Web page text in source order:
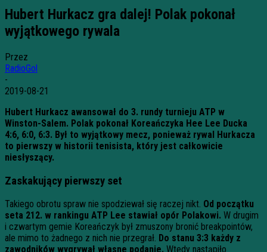
Hubert Hurkacz gra dalej! Polak pokonał
wyjątkowego rywala
Przez
RadioGol
-
2019-08-21
Hubert Hurkacz awansował do 3. rundy turnieju ATP w
Winston-Salem. Polak pokonał Koreańczyka Hee Lee Ducka
4:6, 6:0, 6:3. Był to wyjątkowy mecz, ponieważ rywal Hurkacza
to pierwszy w historii tenisista, który jest całkowicie
niesłyszący.
Zaskakujący pierwszy set
Takiego obrotu spraw nie spodziewał się raczej nikt. Od początku
seta 212. w rankingu ATP Lee stawiał opór Polakowi. W drugim
i czwartym gemie Koreańczyk był zmuszony bronić breakpointów,
ale mimo to żadnego z nich nie przegrał. Do stanu 3:3 każdy z
zawodników wygrywał własne podanie. Wtedy nastąpiło